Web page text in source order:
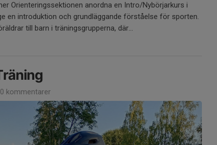
Orienteringssektionen anordna en Intro/Nybörjarkurs i
en introduktion och grundläggande förståelse för sporten.
till barn i träningsgrupperna, där...
0 kommentarer